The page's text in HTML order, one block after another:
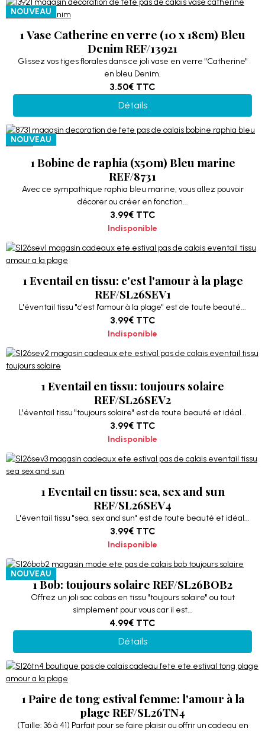
NOUVEAU
1 Vase Catherine en verre (10 x 18cm) Bleu
Denim REF/13921
Glissez vos tiges florales dans ce joli vase en verre "Catherine"
en bleu Denim.
3.50€ TTC
Détails
NOUVEAU
1 Bobine de raphia (x50m) Bleu marine
REF/8731
Avec ce sympathique raphia bleu marine, vous allez pouvoir
décorer ou créer en fonction...
3.99€ TTC
Indisponible
1 Eventail en tissu: c'est l'amour à la plage
REF/SL26SEV1
L'éventail tissu "c'est l'amour à la plage" est de toute beauté...
3.99€ TTC
Indisponible
1 Eventail en tissu: toujours solaire
REF/SL26SEV2
L'éventail tissu "toujours solaire" est de toute beauté et idéal...
3.99€ TTC
Indisponible
1 Eventail en tissu: sea, sex and sun
REF/SL26SEV4
L'éventail tissu "sea, sex and sun" est de toute beauté et idéal...
3.99€ TTC
Indisponible
NOUVEAU
1 Bob: toujours solaire REF/SL26BOB2
Offrez un joli sac cabas en tissu "toujours solaire" ou tout
simplement pour vous car il est...
4.99€ TTC
Détails
1 Paire de tong estival femme: l'amour à la
plage REF/SL26TN4
(Taille: 36 à 41) Parfait pour se faire plaisir ou offrir un cadeau en